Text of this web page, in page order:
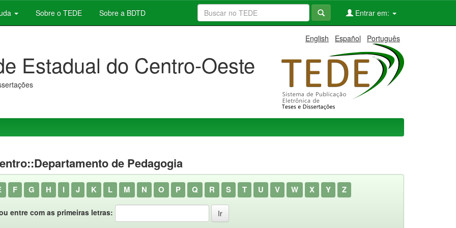
Sobre o TEDE Sobre a BDTD Entrar em:
English Español Português
Estadual do Centro-Oeste
de Pedagogia
F G H I J K L M N O P Q R S T U V W X Y Z
entre com as primeiras letras: